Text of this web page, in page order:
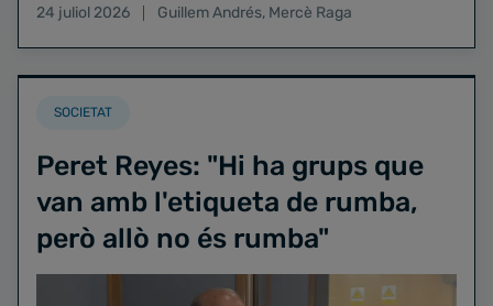
24 juliol 2026
Guillem Andrés, Mercè Raga
SOCIETAT
Peret Reyes: "Hi ha grups que
van amb l'etiqueta de rumba,
però allò no és rumba"